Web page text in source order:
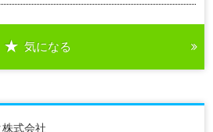
気になる
式会社